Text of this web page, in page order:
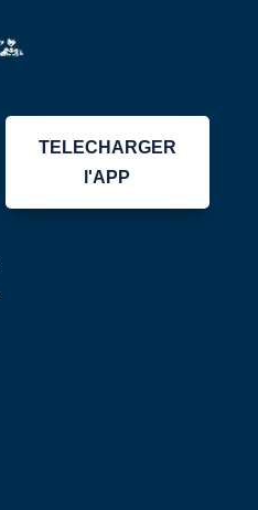
TELECHARGER
l'APP